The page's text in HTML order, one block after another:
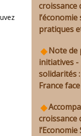
croissance
pratiques
Note de
initiatives -
solidarités
France
croissance